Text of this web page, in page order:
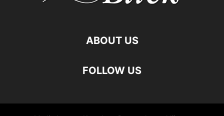
ABOUT US
FOLLOW US